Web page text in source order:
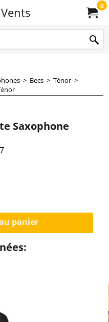
0
> Becs > Ténor >
Saxophone
panier